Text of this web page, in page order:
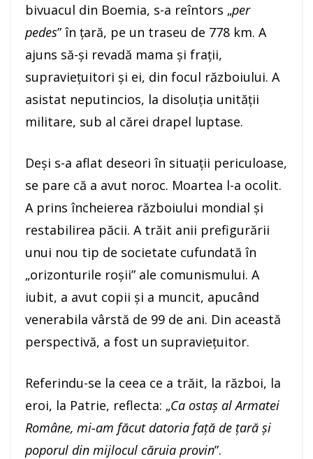
bivuacul din Boemia, s-a reîntors „per
pedes” în țară, pe un traseu de 778 km. A
ajuns să-şi revadă mama şi fraţii,
supravieţuitori şi ei, din focul războiului. A
asistat neputincios, la disoluţia unităţii
militare, sub al cărei drapel luptase.
Deși s-a aflat deseori în situații periculoase,
se pare că a avut noroc. Moartea l-a ocolit.
A prins încheierea războiului mondial și
restabilirea păcii. A trăit anii prefigurării
unui nou tip de societate cufundată în
„orizonturile roșii” ale comunismului. A
iubit, a avut copii și a muncit, apucând
venerabila vârstă de 99 de ani. Din această
perspectivă, a fost un supraviețuitor.
Referindu-se la ceea ce a trăit, la război, la
eroi, la Patrie, reflecta: „Ca ostaș al Armatei
Române, mi-am făcut datoria față de țară și
poporul din mijlocul căruia provin”.